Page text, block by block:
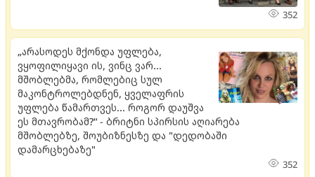
352
„არასოდეს მქონდა უფლება,
ვყოფილიყავი ის, ვინც ვარ...
მშობლებმა, რომლებიც სულ
მაკონტროლებდნენ, ყველაფრის
უფლება წამართვეს... როგორ დაუშვა
ეს მთავრობამ?“ - ბრიტნი სპირსის აღიარება
მშობლებზე, შოუბიზნესზე და "დედობაში
დამარცხებაზე"
352